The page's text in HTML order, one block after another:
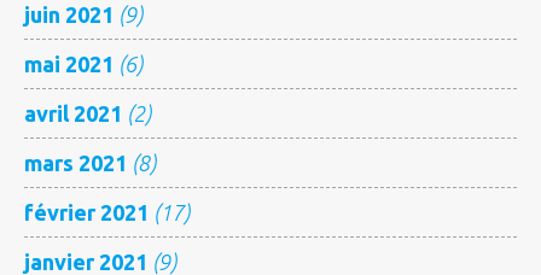
juin 2021 (9)
mai 2021 (6)
avril 2021 (2)
mars 2021 (8)
février 2021 (17)
janvier 2021 (9)